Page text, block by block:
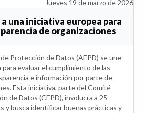
Jueves 19 de marzo de 2026
a una iniciativa europea para
de organizaciones
Protección de Datos (AEPD) se une
evaluar el cumplimiento de las
e información por parte de
Esta iniciativa, parte del Comité
de Datos (CEPD), involucra a 25
y busca identificar buenas prácticas y